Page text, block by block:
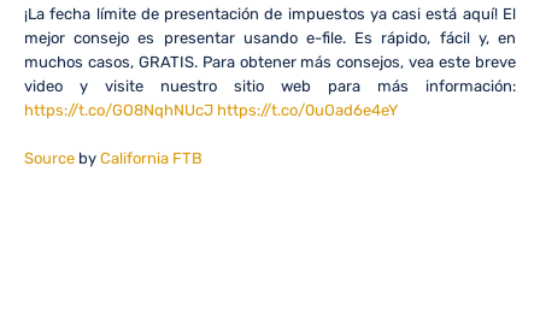
¡La fecha límite de presentación de impuestos ya casi está aquí! El
mejor consejo es presentar usando e-file. Es rápido, fácil y, en
muchos casos, GRATIS. Para obtener más consejos, vea este breve
video y visite nuestro sitio web para más información:
https://t.co/GO8NqhNUcJ https://t.co/0uOad6e4eY
Source by California FTB